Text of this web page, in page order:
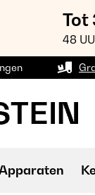
Tot
48